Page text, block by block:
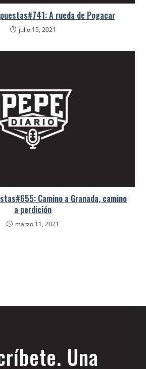
A rueda de Pogacar
julio 15, 2021
Camino a Granada, camino
a perdición
marzo 11, 2021
Una